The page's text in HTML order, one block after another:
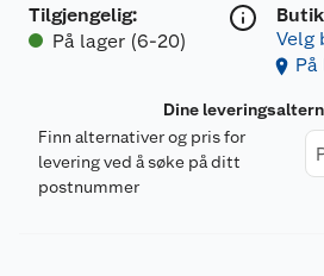
Tilgjengelig:
På lager (6-20)
Velg
Dine
Finn alternativer og pris for
levering ved å søke på ditt
postnummer